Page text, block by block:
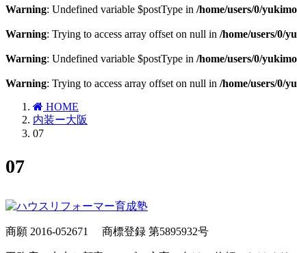
Warning: Undefined variable $postType in /home/users/0/
Warning: Trying to access array offset on null in /home/users/0/
Warning: Undefined variable $postType in /home/users/0/
Warning: Trying to access array offset on null in /home/users/0/
HOME
内装ー大阪
07
07
商願 2016-052671 商標登録 第5895932号